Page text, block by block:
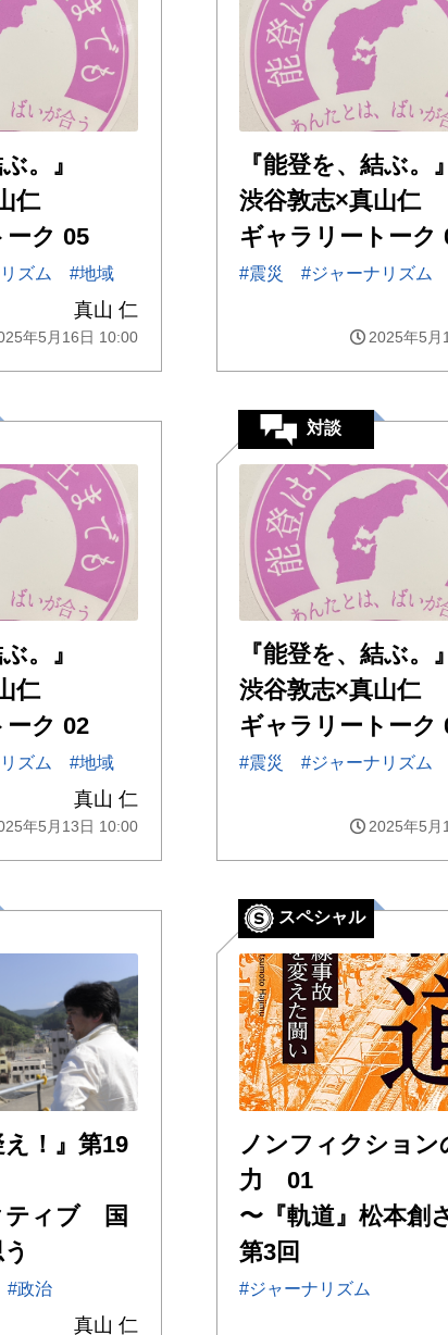
。』
仁
ーク 05
ズム #地域
真山 仁
年5月16日 10:00
『能登を、結ぶ。』
渋谷敦志×真山仁
ギャラリートーク
#震災 #ジャーナリズム
2025年5月
。』
仁
ーク 02
ズム #地域
真山 仁
年5月13日 10:00
対談
『能登を、結ぶ。』
渋谷敦志×真山仁
ギャラリートーク
#震災 #ジャーナリズム
2025年5月
え！』第19
ティブ 国
#政治
真山 仁
スペシャル
ノンフィクション
力 01
〜『軌道』松本創
第3回
#ジャーナリズム